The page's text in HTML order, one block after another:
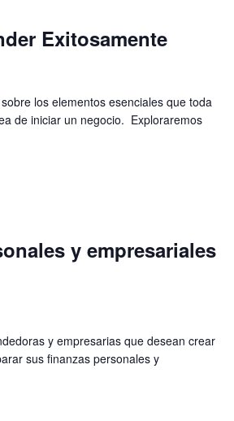
Exitosamente
los elementos esenciales que toda
de iniciar un negocio. Exploraremos
y empresariales
y empresarias que desean crear
sus finanzas personales y